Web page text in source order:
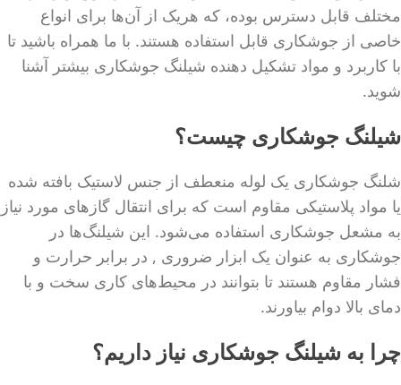
مختلف قابل دسترس بوده، که هریک از آن‌ها برای انواع
خاصی از جوشکاری قابل استفاده هستند. با ما همراه باشید تا
با کاربرد و مواد تشکیل دهنده شیلنگ جوشکاری بیشتر آشنا
شوید.
شیلنگ جوشکاری چیست؟
شلنگ جوشکاری یک لوله منعطف از جنس لاستیک بافته شده
یا مواد پلاستیکی مقاوم است که برای انتقال گازهای مورد نیاز
به مشعل جوشکاری استفاده می‌شود. این شیلنگ‌ها در
جوشکاری به عنوان یک ابزار ضروری , در برابر حرارت و
فشار مقاوم هستند تا بتوانند در محیط‌های کاری سخت و با
دمای بالا دوام بیاورند.
چرا به شیلنگ جوشکاری نیاز داریم؟